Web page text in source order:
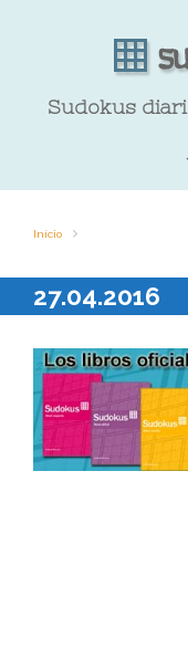
Sudokus
Início
27.04.2016